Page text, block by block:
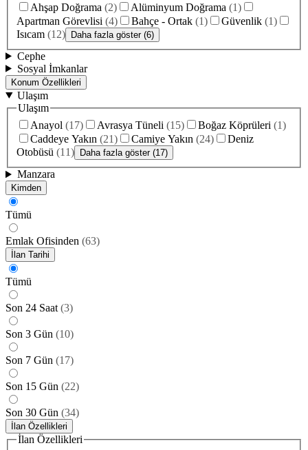
Ahşap Doğrama (2) Alüminyum Doğrama (1)
Apartman Görevlisi (4) Bahçe - Ortak (1) Güvenlik (1)
Isıcam (12) Daha fazla göster (6)
Cephe
Sosyal İmkanlar
Konum Özellikleri
Ulaşım
Ulaşım
Anayol (17) Avrasya Tüneli (15) Boğaz Köprüleri (1)
Caddeye Yakın (21) Camiye Yakın (24)
Deniz
Otobüsü (11) Daha fazla göster (17)
Manzara
Kimden
Tümü
Emlak Ofisinden (63)
İlan Tarihi
Tümü
Son 24 Saat (3)
Son 3 Gün (10)
Son 7 Gün (17)
Son 15 Gün (22)
Son 30 Gün (34)
İlan Özellikleri
İlan Özellikleri